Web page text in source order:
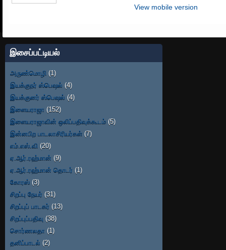
View mobile version
இசைப்பட்டியல்
அருண்மொழி (1)
இயக்குநர் ஸ்பெஷல் (4)
இயக்குனர் ஸ்பெஷல் (4)
இளையராஜா (152)
இளையராஜாவின் ஒலிப்பதிவுக்கூடம் (5)
இன்னபிற பாடலாசிரியர்கள் (7)
எம்.எஸ்.வி (20)
ஏ.ஆர்.ரஹ்மான் (9)
ஏ.ஆர்.ரஹ்மான் தொடர் (1)
கோரஸ் (3)
சிறப்பு நேயர் (31)
சிறப்புப் பாடகர் (13)
சிறப்புப்பதிவு (38)
சொர்ணலதா (1)
தனிப்பாடல் (2)